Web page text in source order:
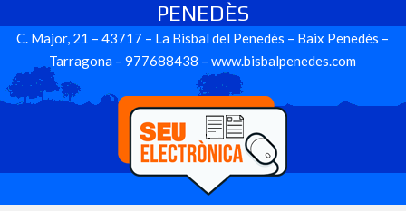
PENEDÈS
C. Major, 21 – 43717 – La Bisbal del Penedès – Baix Penedès –
Tarragona – 977688438 – www.bisbalpenedes.com